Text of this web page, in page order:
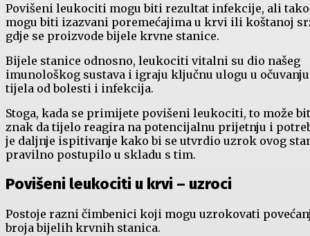
Povišeni leukociti mogu biti rezultat infekcije, ali
mogu biti izazvani poremećajima u krvi ili koštanoj
gdje se proizvode bijele krvne stanice.
Bijele stanice odnosno, leukociti vitalni su dio našeg
imunološkog sustava i igraju ključnu ulogu u očuvanju
tijela od bolesti i infekcija.
Stoga, kada se primijete povišeni leukociti, to može
znak da tijelo reagira na potencijalnu prijetnju i
je daljnje ispitivanje kako bi se utvrdio uzrok ovog
pravilno postupilo u skladu s tim.
Povišeni leukociti u krvi – uzroci
Postoje razni čimbenici koji mogu uzrokovati
broja bijelih krvnih stanica.